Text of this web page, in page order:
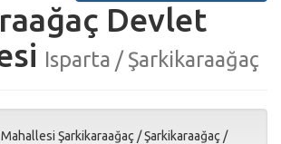
Devlet
Isparta / Şarkikaraağaç
Şarkikaraağaç /Şarkikaraağaç /